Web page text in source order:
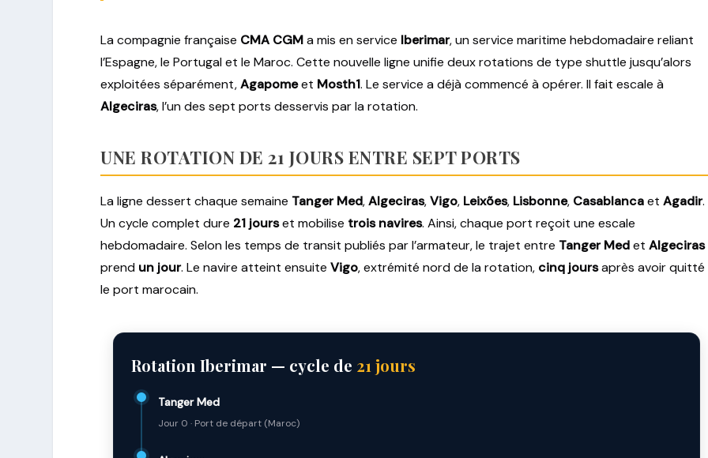
La compagnie française CMA CGMa mis en service Iberimar, un service maritime hebdomadaire reliant
l’Espagne, le Portugal et le Maroc. Cette nouvelle ligne unifie deux rotations de type shuttle jusqu’alors
exploitées séparément,Agapomeet Mosth1. Le service a déjà commencé à opérer. Il fait escale à
Algeciras, l’un des sept ports desservis par la rotation.
UNE ROTATION DE 21 JOURS ENTRE SEPT PORTS
La ligne dessert chaque semaine Tanger Med,Algeciras,Vigo, Leixões, Lisbonne, CasablancaetAgadir.
Un cycle complet dure 21 jourset mobilise trois navires. Ainsi, chaque port reçoit une escale
hebdomadaire. Selon les temps de transit publiés par l’armateur, le trajet entre Tanger MedetAlgeciras
prend un jour. Le navire atteint ensuiteVigo, extrémité nord de la rotation, cinq joursaprès avoir quitté
le port marocain.
Rotation Iberimar — cycle de 21 jours
Tanger Med
Jour 0 · Port de départ (Maroc)